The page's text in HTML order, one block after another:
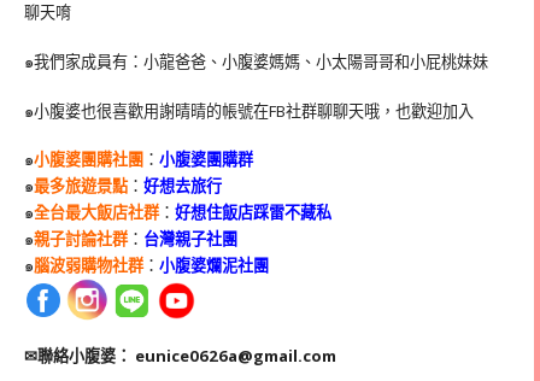
聊天唷
๑我們家成員有：小龍爸爸、小腹婆媽媽、小太陽哥哥和小屁桃妹妹
๑小腹婆也很喜歡用謝晴晴的帳號在FB社群聊聊天哦，也歡迎加入
๑小腹婆團購社團 ： 小腹婆團購群
๑最多旅遊景點： 好想去旅行
๑全台最大飯店社群： 好想住飯店踩雷不藏私
๑親子討論社群： 台灣親子社團
๑腦波弱購物社群： 小腹婆爛泥社團
✉聯絡小腹婆： eunice0626a@gmail.com